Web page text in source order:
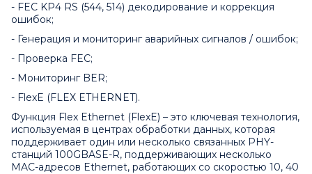
- FEC KP4 RS (544, 514) декодирование и коррекция
ошибок;
- Генерация и мониторинг аварийных сигналов / ошибок;
- Проверка FEC;
- Мониторинг BER;
- FlexE (FLEX ETHERNET).
Функция Flex Ethernet (FlexE) – это ключевая технология,
используемая в центрах обработки данных, которая
поддерживает один или несколько связанных PHY-
станций 100GBASE-R, поддерживающих несколько
MAC-адресов Ethernet, работающих со скоростью 10, 40